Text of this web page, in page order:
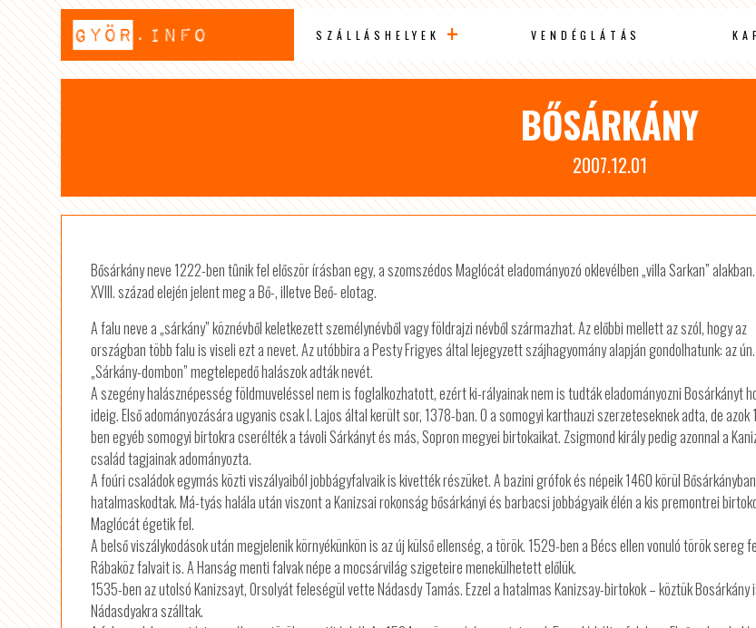
SZÁLLÁSHELYEK VENDÉGLÁTÁS
BŐSÁRKÁNY
2007.12.01
Bősárkány neve 1222-ben tûnik fel először írásban egy, a szomszédos Maglócát eladományozó oklevélben „villa Sarkan”
XVIII. század elején jelent meg a Bő-, illetve Beő- elotag.
A falu neve a „sárkány” köznévből keletkezett személynévből vagy földrajzi névből származhat. Az előbbi mellett az szól, hogy az
országban több falu is viseli ezt a nevet. Az utóbbira a Pesty Frigyes által lejegyzett szájhagyomány alapján gondolhatunk: az ún.
„Sárkány-dombon” megtelepedő halászok adták nevét.
A szegény halásznépesség földmuveléssel nem is foglalkozhatott, ezért ki-rályainak nem is tudták eladományozni Bosárkányt
ideig. Első adományozására ugyanis csak I. Lajos által került sor, 1378-ban. O a somogyi karthauzi szerzeteseknek adta, de azok
ben egyéb somogyi birtokra cserélték a távoli Sárkányt és más, Sopron megyei birtokaikat. Zsigmond király pedig azonnal a
család tagjainak adományozta.
A foúri családok egymás közti viszályaiból jobbágyfalvaik is kivették részüket. A bazini grófok és népeik 1460 körül Bősárkányban
hatalmaskodtak. Má-tyás halála után viszont a Kanizsai rokonság bősárkányi és barbacsi jobbágyaik élén a kis premontrei
Maglócát égetik fel.
A belső viszálykodások után megjelenik környékünkön is az új külső ellenség, a török. 1529-ben a Bécs ellen vonuló török sereg
Rábaköz falvait is. A Hanság menti falvak népe a mocsárvilág szigeteire menekülhetett előlük.
1535-ben az utolsó Kanizsayt, Orsolyát feleségül vette Nádasdy Tamás. Ezzel a hatalmas Kanizsay-birtokok – köztük Bosárkány
Nádasdyakra szálltak.